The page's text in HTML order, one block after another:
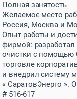
Полная занятость
Желаемое место
Россия, Москва и
Опыт работы и
фирмой:
очистки с помощью
торговле
и внедрил систему
« СаратовЭнерго ».
# 516-617